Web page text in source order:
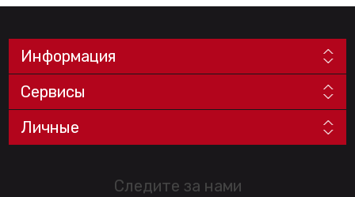
Информация
Сервисы
Личные
Следите за нами